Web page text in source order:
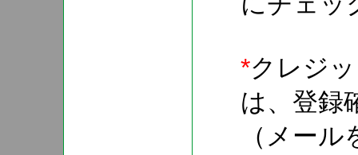
*クレジ
は、登録
（メー